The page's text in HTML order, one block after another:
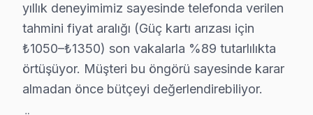
Levazım'da Sanyo TV Servisi
Levazım mahallesi, yoğun bir yaşam tarzı sunan bir
Levent'te Sanyo TV Servisi
Levent, teknolojinin yoğun bir şekilde kullanıldığı bir
yıllık deneyimimiz sayesinde telefonda verilen
tahmini fiyat aralığı (Güç kartı arızası için
₺1050–₺1350) son vakalarla %89 tutarlılıkta
örtüşüyor. Müşteri bu öngörü sayesinde karar
almadan önce bütçeyi değerlendirebiliyor.